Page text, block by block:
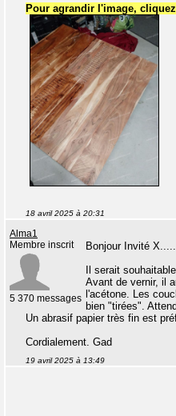
Pour agrandir l'image,
18 avril 2025 à 20:31
Alma1
Membre inscrit
5 370 messages
Bonjour Invité X.....
Il serait
Avant de vernir, il
l'acétone. Les
bien "tirées".
Un abrasif papier très fin est
Cordialement. Gad
19 avril 2025 à 13:49